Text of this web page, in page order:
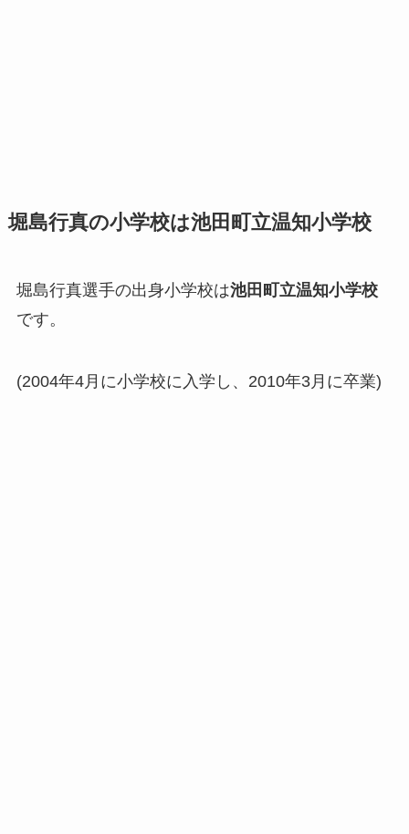
堀島行真の小学校は池田町立温知小学校
堀島行真選手の出身小学校は池田町立温知小学校
です。
(2004年4月に小学校に入学し、2010年3月に卒業)